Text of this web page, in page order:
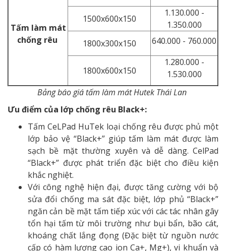
Tấm làm mát
chống rêu
1500x600x150
1.130.000 -
1.350.000
1800x300x150
640.000 - 760.000
1800x600x150
1.280.000 -
1.530.000
Bảng báo giá tấm làm mát Hutek Thái Lan
Ưu điểm của lớp chống rêu Black+:
Tấm CeLPad HuTek loại chống rêu được phủ một
lớp bảo vệ “Black+” giúp tấm làm mát được làm
sạch bề mặt thường xuyên và dễ dàng. CelPad
“Black+” được phát triển đặc biệt cho điều kiện
khắc nghiệt.
Với công nghệ hiện đại, được tăng cường với bộ
sửa đổi chống ma sát đặc biệt, lớp phủ “Black+”
ngăn cản bề mặt tấm tiếp xúc với các tác nhân gây
tổn hại tấm từ môi trường như bụi bẩn, bão cát,
khoáng chất lắng đọng (Đặc biệt từ nguồn nước
cấp có hàm lượng cao ion Ca+, Mg+), vi khuẩn và